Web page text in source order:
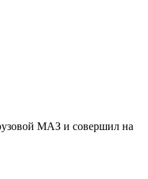
МАЗ и совершил на